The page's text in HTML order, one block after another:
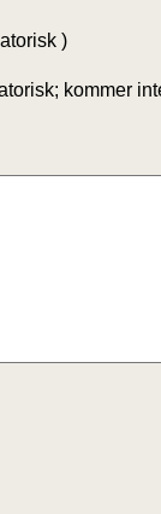
)
kommer